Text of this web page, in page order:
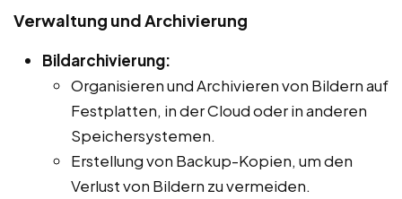
Verwaltung und Archivierung
Bildarchivierung:
Organisieren und Archivieren von Bildern auf
Festplatten, in der Cloud oder in anderen
Speichersystemen.
Erstellung von Backup-Kopien, um den
Verlust von Bildern zu vermeiden.